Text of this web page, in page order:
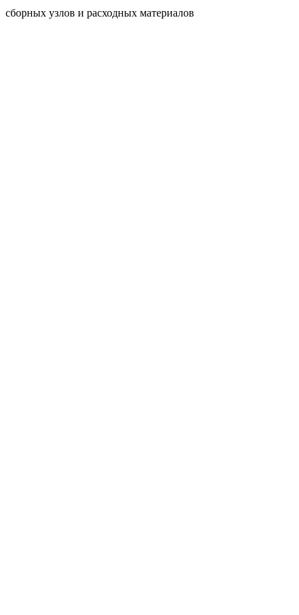
сборных узлов и расходных материалов